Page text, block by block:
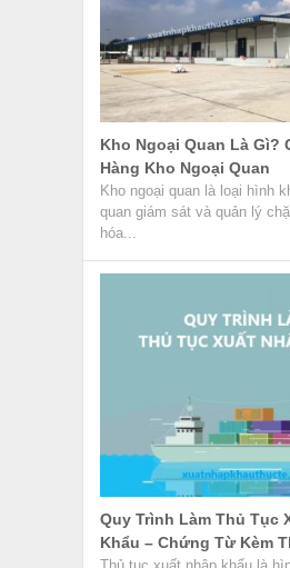
Kho Ngoại Quan Là Gì?
Hàng Kho Ngoại Quan
Kho ngoại quan là loại hình
quan giám sát và quản lý
hóa...
Quy Trình Làm Thủ Tục
Khẩu – Chứng Từ Kèm